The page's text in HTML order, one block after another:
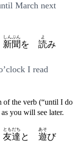
March next
新聞
しんぶん
を 読
よ
み
I read
of the verb (“until I do
you will see later.
友達
ともだち
と 遊
あそ
び